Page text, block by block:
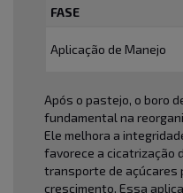
FASE
Aplicação de Manejo
Após o pastejo, o boro
fundamental na
Ele melhora a
favorece a cicatrização
transporte de açúcares
crescimento. Essa